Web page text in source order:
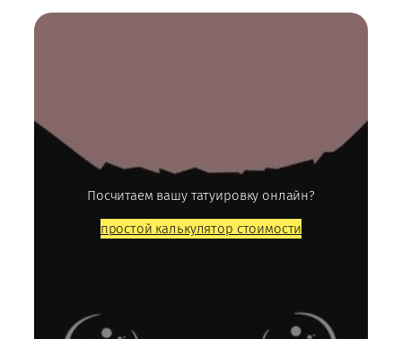
Посчитаем вашу татуировку онлайн?
простой калькулятор стоимости